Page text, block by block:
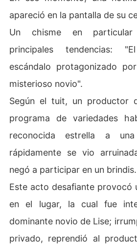
apareció en la pantalla de su
Un chisme en particular
principales tendencias:
escándalo protagonizado
misterioso novio".
Según el tuit, un productor
programa de variedades
reconocida estrella a
rápidamente se vio
negó a participar en un brindis.
Este acto desafiante provocó
en el lugar, la cual fue
dominante novio de Lise;
privado, reprendió al